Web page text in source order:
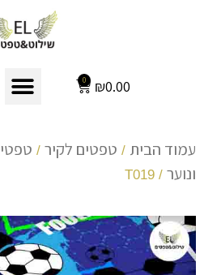
₪0.00
0
עמוד הבית / טפטים לקיר /
ונוער / T019